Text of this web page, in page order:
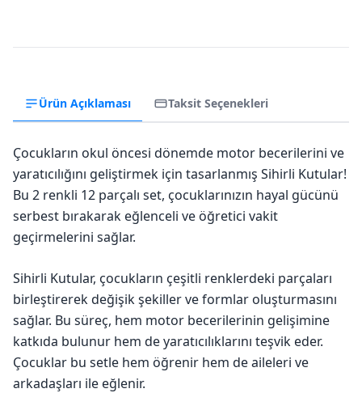
Ürün Açıklaması Taksit Seçenekleri
Çocukların okul öncesi dönemde motor becerilerini ve
yaratıcılığını geliştirmek için tasarlanmış Sihirli Kutular!
Bu 2 renkli 12 parçalı set, çocuklarınızın hayal gücünü
serbest bırakarak eğlenceli ve öğretici vakit
geçirmelerini sağlar.
Sihirli Kutular, çocukların çeşitli renklerdeki parçaları
birleştirerek değişik şekiller ve formlar oluşturmasını
sağlar. Bu süreç, hem motor becerilerinin gelişimine
katkıda bulunur hem de yaratıcılıklarını teşvik eder.
Çocuklar bu setle hem öğrenir hem de aileleri ve
arkadaşları ile eğlenir.